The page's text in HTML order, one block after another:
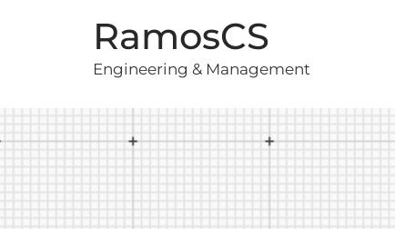
RamosCS
Engineering & Management